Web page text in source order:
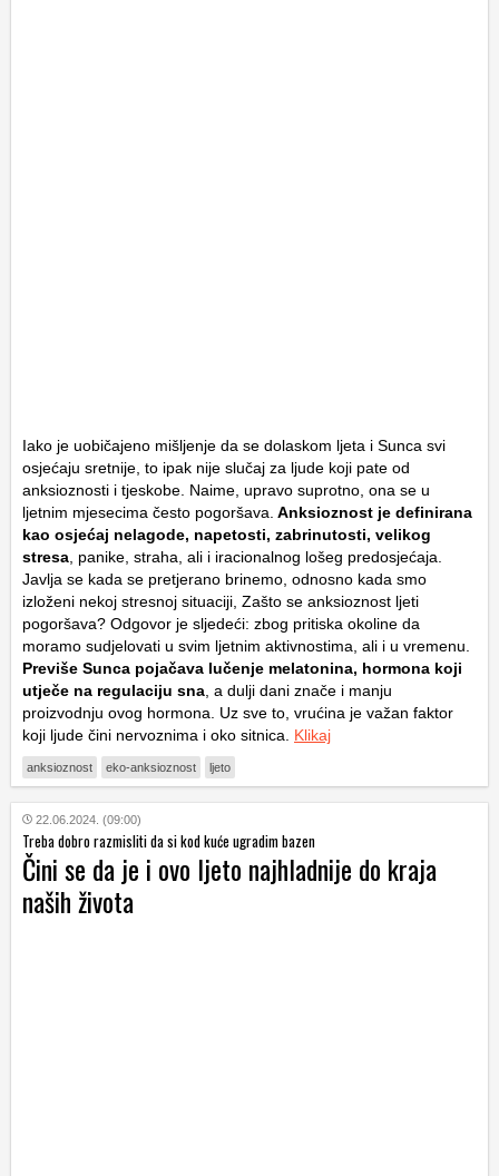
Iako je uobičajeno mišljenje da se dolaskom ljeta i Sunca svi
osjećaju sretnije, to ipak nije slučaj za ljude koji pate od
anksioznosti i tjeskobe. Naime, upravo suprotno, ona se u
ljetnim mjesecima često pogoršava. Anksioznost je definirana
kao osjećaj nelagode, napetosti, zabrinutosti, velikog
stresa , panike, straha, ali i iracionalnog lošeg predosjećaja.
Javlja se kada se pretjerano brinemo, odnosno kada smo
izloženi nekoj stresnoj situaciji, Zašto se anksioznost ljeti
pogoršava? Odgovor je sljedeći: zbog pritiska okoline da
moramo sudjelovati u svim ljetnim aktivnostima, ali i u vremenu.
Previše Sunca pojačava lučenje melatonina, hormona koji
utječe na regulaciju sna , a dulji dani znače i manju
proizvodnju ovog hormona. Uz sve to, vrućina je važan faktor
koji ljude čini nervoznima i oko sitnica. Klikaj
anksioznost eko-anksioznost ljeto
22.06.2024. (09:00)
Treba dobro razmisliti da si kod kuće ugradim bazen
Čini se da je i ovo ljeto najhladnije do kraja
naših života